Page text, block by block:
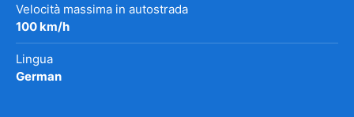
Velocità massima in autostrada
100 km/h
Lingua
German